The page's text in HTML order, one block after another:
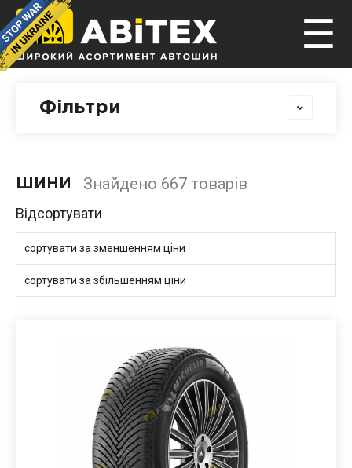
☰
Фільтри
ШИНИ Знайдено 667 товарів
Відсортувати
сортувати за зменшенням ціни
сортувати за збільшенням ціни